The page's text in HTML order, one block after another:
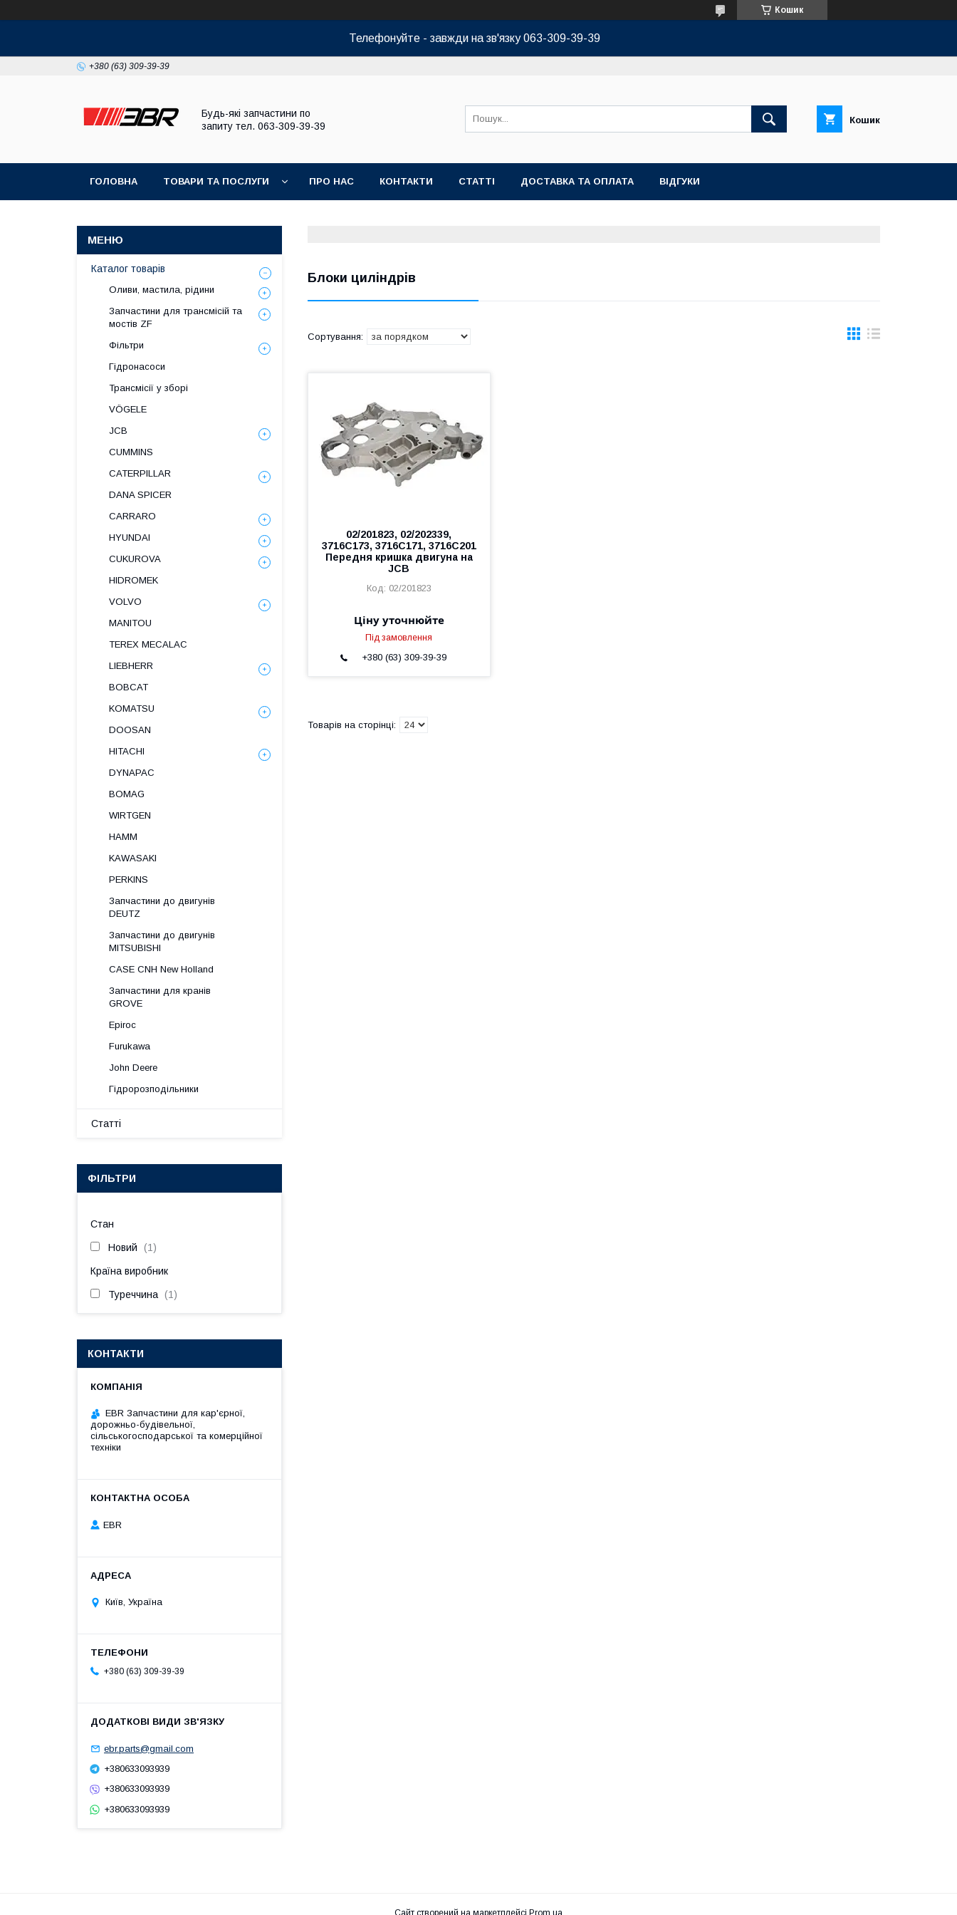
Кошик
Телефонуйте - завжди на зв'язку 063-309-39-39
+380 (63) 309-39-39
Будь-які запчастини по
запиту тел. 063-309-39-39
Кошик
ГОЛОВНА ТОВАРИ ТА ПОСЛУГИ ПРО НАС КОНТАКТИ СТАТТІ ДОСТАВКА ТА ОПЛАТА ВІДГУКИ
Блоки циліндрів
02/201823, 02/202339,
3716C173, 3716C171, 3716C201
Передня кришка двигуна на
JCB
02/201823
Ціну уточнюйте
Під замовлення
+380 (63) 309-39-39
Каталог товарів
Оливи, мастила, рідини
Запчастини для трансмісій та
мостів ZF
Фільтри
Гідронасоси
Трансмісії у зборі
VÖGELE
JCB
CUMMINS
CATERPILLAR
DANA SPICER
СARRARO
HYUNDAI
CUKUROVA
HIDROMEK
VOLVO
MANITOU
TEREX MECALAC
LIEBHERR
BOBCAT
KOMATSU
DOOSAN
HITACHI
DYNAPAC
BOMAG
WIRTGEN
HAMM
KAWASAKI
PERKINS
Запчастини до двигунів
DEUTZ
Запчастини до двигунів
MITSUBISHI
CASE CNH New Holland
Запчастини для кранів
GROVE
Epiroc
Furukawa
John Deere
Гідророзподільники
Статті
ФІЛЬТРИ
Стан
Новий 1
Країна виробник
Туреччина 1
КОНТАКТИ
EBR Запчастини для кар'єрної,
дорожньо-будівельної,
сільськогосподарської та комерційної
техніки
EBR
Київ, Україна
+380 (63) 309-39-39
ebr.parts@gmail.com
+380633093939
+380633093939
+380633093939